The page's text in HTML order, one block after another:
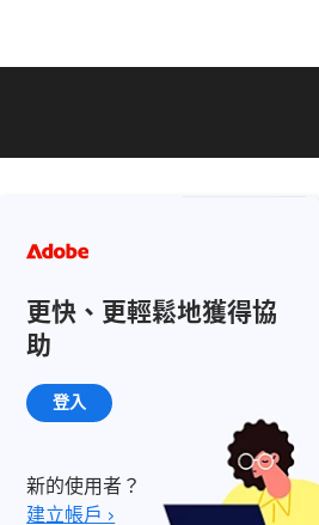
更快、更輕鬆地獲得協
助
登入
新的使用者？
建立帳戶 ›